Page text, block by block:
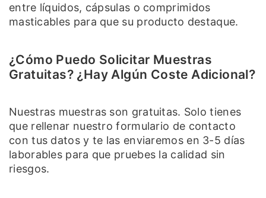
entre líquidos, cápsulas o comprimidos
masticables para que su producto destaque.
¿Cómo Puedo Solicitar Muestras
Gratuitas? ¿Hay Algún Coste Adicional?
Nuestras muestras son gratuitas. Solo tienes
que rellenar nuestro formulario de contacto
con tus datos y te las enviaremos en 3-5 días
laborables para que pruebes la calidad sin
riesgos.